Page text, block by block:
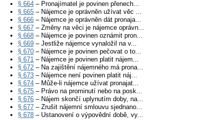
§ 664 – Pronajímatel je povinen přenech...
§ 665 – Nájemce je oprávněn užívat věc ...
§ 666 – Nájemce je oprávněn dát pronaja...
§ 667 – Změny na věci je nájemce oprávn...
§ 668 – Nájemce je povinen oznámit pron...
§ 669 – Jestliže nájemce vynaložil na v...
§ 670 – Nájemce je povinen pečovat o to...
§ 671 – Nájemce je povinen platit nájem...
§ 672 – Na zajištění nájemného má prona...
§ 673 – Nájemce není povinen platit náj...
§ 674 – Může-li nájemce užívat pronajat...
§ 675 – Právo na prominutí nebo na posk...
§ 676 – Nájem skončí uplynutím doby, na...
§ 677 – Zrušit nájemní smlouvu sjednano...
§ 678 – Ustanovení o výpovědní době, vy...